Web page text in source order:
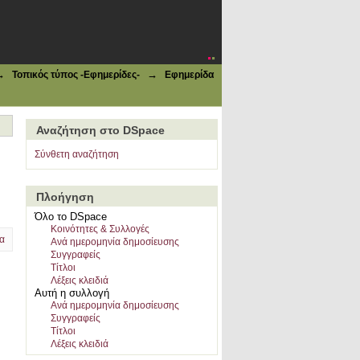
Τοπικός τύπος -Εφημερίδες- →
Εφημερίδα
Αναζήτηση στο DSpace
Σύνθετη αναζήτηση
Πλοήγηση
Όλο το DSpace
Κοινότητες & Συλλογές
Ανά ημερομηνία δημοσίευσης
Συγγραφείς
Τίτλοι
Λέξεις κλειδιά
Αυτή η συλλογή
Ανά ημερομηνία δημοσίευσης
Συγγραφείς
Τίτλοι
Λέξεις κλειδιά